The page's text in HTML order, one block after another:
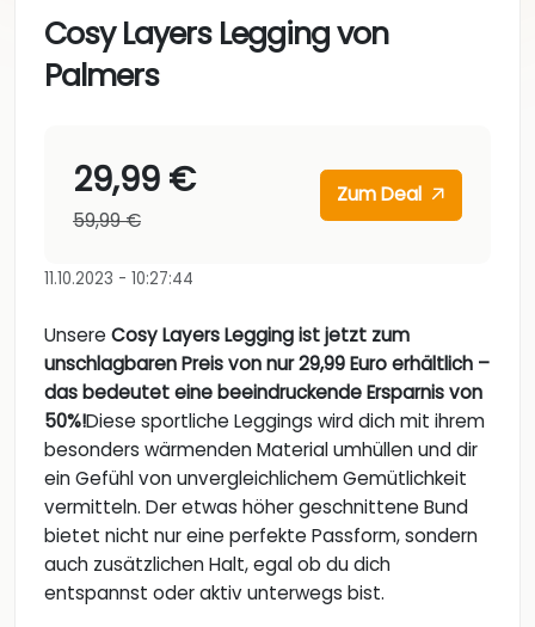
Cosy Layers Legging von
Palmers
29,99 €
59,99 €
Zum Deal
11.10.2023 - 10:27:44
Unsere Cosy Layers Legging ist jetzt zum
unschlagbaren Preis von nur 29,99 Euro erhältlich –
das bedeutet eine beeindruckende Ersparnis von
50%!Diese sportliche Leggings wird dich mit ihrem
besonders wärmenden Material umhüllen und dir
ein Gefühl von unvergleichlichem Gemütlichkeit
vermitteln. Der etwas höher geschnittene Bund
bietet nicht nur eine perfekte Passform, sondern
auch zusätzlichen Halt, egal ob du dich
entspannst oder aktiv unterwegs bist.